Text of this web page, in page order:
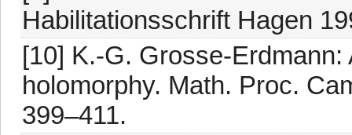
Habilitationsschrift Hagen
[10] K.-G. Grosse-
holomorphy. Math. Proc.
399–411.